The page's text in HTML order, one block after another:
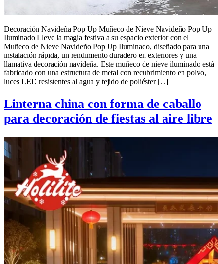
Decoración Navideña Pop Up Muñeco de Nieve Navideño Pop Up
Iluminado Lleve la magia festiva a su espacio exterior con el
Muñeco de Nieve Navideño Pop Up Iluminado, diseñado para una
instalación rápida, un rendimiento duradero en exteriores y una
llamativa decoración navideña. Este muñeco de nieve iluminado está
fabricado con una estructura de metal con recubrimiento en polvo,
luces LED resistentes al agua y tejido de poliéster [...]
Linterna china con forma de caballo
para decoración de fiestas al aire libre